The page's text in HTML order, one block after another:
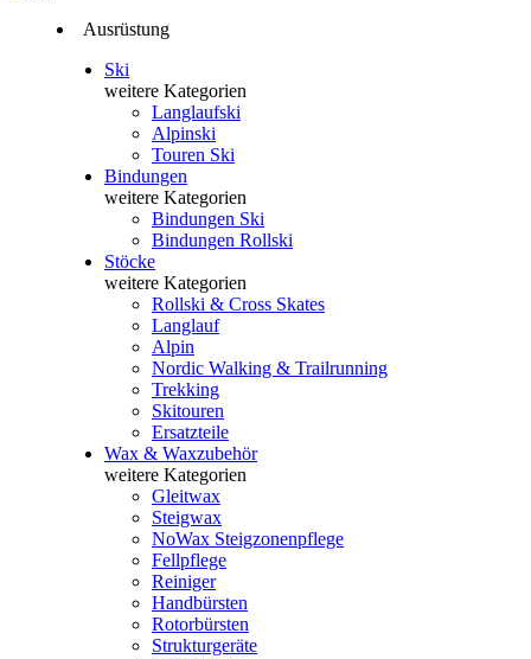
Ausrüstung
Ski
weitere Kategorien
Langlaufski
Alpinski
Touren Ski
Bindungen
weitere Kategorien
Bindungen Ski
Bindungen Rollski
Stöcke
weitere Kategorien
Rollski & Cross Skates
Langlauf
Alpin
Nordic Walking & Trailrunning
Trekking
Skitouren
Ersatzteile
Wax & Waxzubehör
weitere Kategorien
Gleitwax
Steigwax
NoWax Steigzonenpflege
Fellpflege
Reiniger
Handbürsten
Rotorbürsten
Strukturgeräte